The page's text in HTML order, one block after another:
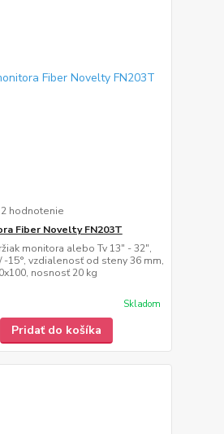
2 hodnotenie
Fiber Novelty FN203T
monitora alebo Tv 13" - 32",
-15°, vzdialenosť od steny 36 mm,
nosnosť 20 kg
Skladom
Pridať do košíka